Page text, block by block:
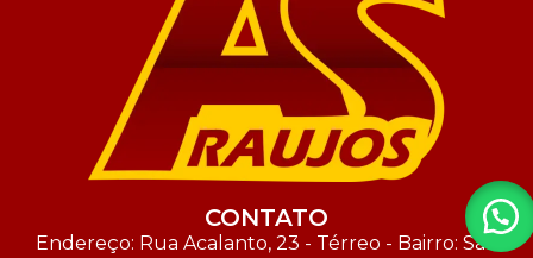
CONTATO
Endereço: Rua Acalanto, 23 - Térreo - Bairro: São